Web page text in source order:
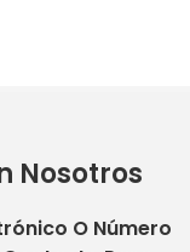
Nosotros
O Número